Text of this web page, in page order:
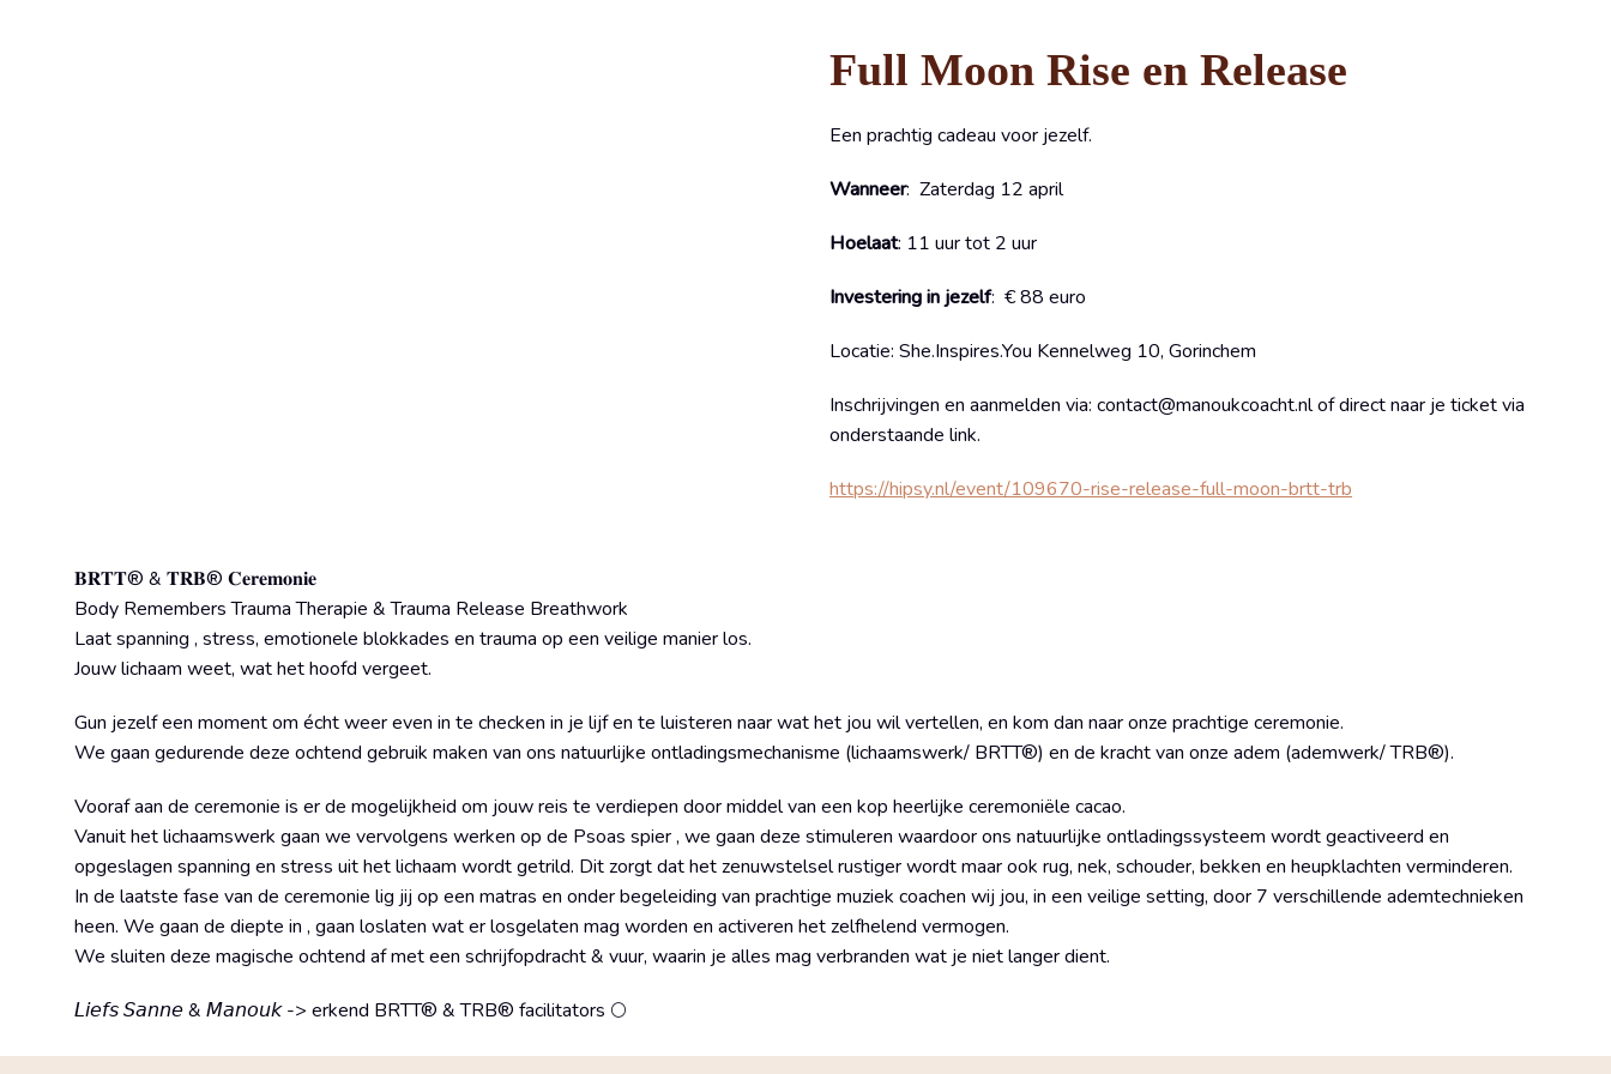
Full Moon Rise en Release
Een prachtig cadeau voor jezelf.
Wanneer: Zaterdag 12 april
Hoelaat: 11 uur tot 2 uur
Investering in jezelf: € 88 euro
Locatie: She.Inspires.You Kennelweg 10, Gorinchem
Inschrijvingen en aanmelden via: contact@manoukcoacht.nl of direct naar je ticket via
onderstaande link.
https://hipsy.nl/event/109670-rise-release-full-moon-brtt-trb
𝐁𝐑𝐓𝐓® & 𝐓𝐑𝐁® 𝐂𝐞𝐫𝐞𝐦𝐨𝐧𝐢𝐞
Body Remembers Trauma Therapie & Trauma Release Breathwork
Laat spanning , stress, emotionele blokkades en trauma op een veilige manier los.
Jouw lichaam weet, wat het hoofd vergeet.
Gun jezelf een moment om écht weer even in te checken in je lijf en te luisteren naar wat het jou wil vertellen, en kom dan naar onze prachtige ceremonie.
We gaan gedurende deze ochtend gebruik maken van ons natuurlijke ontladingsmechanisme (lichaamswerk/ BRTT®) en de kracht van onze adem (ademwerk/ TRB®).
Vooraf aan de ceremonie is er de mogelijkheid om jouw reis te verdiepen door middel van een kop heerlijke ceremoniële cacao.
Vanuit het lichaamswerk gaan we vervolgens werken op de Psoas spier , we gaan deze stimuleren waardoor ons natuurlijke ontladingssysteem wordt geactiveerd en
opgeslagen spanning en stress uit het lichaam wordt getrild. Dit zorgt dat het zenuwstelsel rustiger wordt maar ook rug, nek, schouder, bekken en heupklachten verminderen.
In de laatste fase van de ceremonie lig jij op een matras en onder begeleiding van prachtige muziek coachen wij jou, in een veilige setting, door 7 verschillende ademtechnieken
heen. We gaan de diepte in , gaan loslaten wat er losgelaten mag worden en activeren het zelfhelend vermogen.
We sluiten deze magische ochtend af met een schrijfopdracht & vuur, waarin je alles mag verbranden wat je niet langer dient.
𝘓𝘪𝘦𝘧𝘴 𝘚𝘢𝘯𝘯𝘦 & 𝘔𝘢𝘯𝘰𝘶𝘬 -> erkend BRTT® & TRB® facilitators 🌕